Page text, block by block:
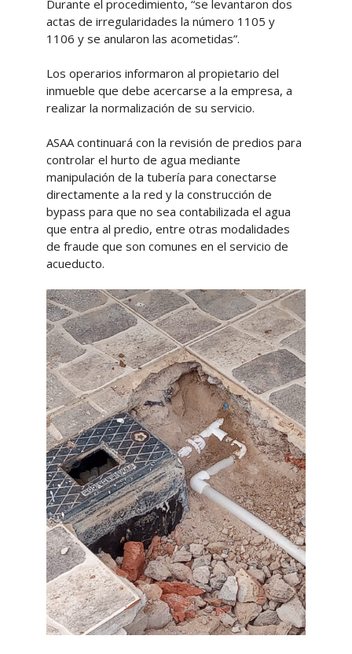
Durante el procedimiento, “se levantaron dos
actas de irregularidades la número 1105 y
1106 y se anularon las acometidas”.
Los operarios informaron al propietario del
inmueble que debe acercarse a la empresa, a
realizar la normalización de su servicio.
ASAA continuará con la revisión de predios para
controlar el hurto de agua mediante
manipulación de la tubería para conectarse
directamente a la red y la construcción de
bypass para que no sea contabilizada el agua
que entra al predio, entre otras modalidades
de fraude que son comunes en el servicio de
acueducto.